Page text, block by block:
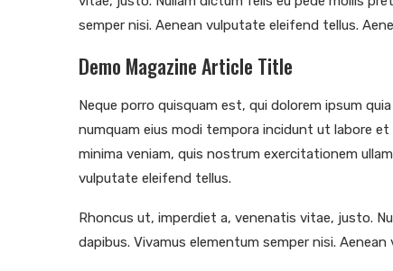
semper nisi. Aenean vulputate eleifend tellus.
Demo Magazine Article Title
Neque porro quisquam est, qui dolorem ipsum
numquam eius modi tempora incidunt ut labore
minima veniam, quis nostrum exercitationem
vulputate eleifend tellus.
Rhoncus ut, imperdiet a, venenatis vitae, justo.
dapibus. Vivamus elementum semper nisi.